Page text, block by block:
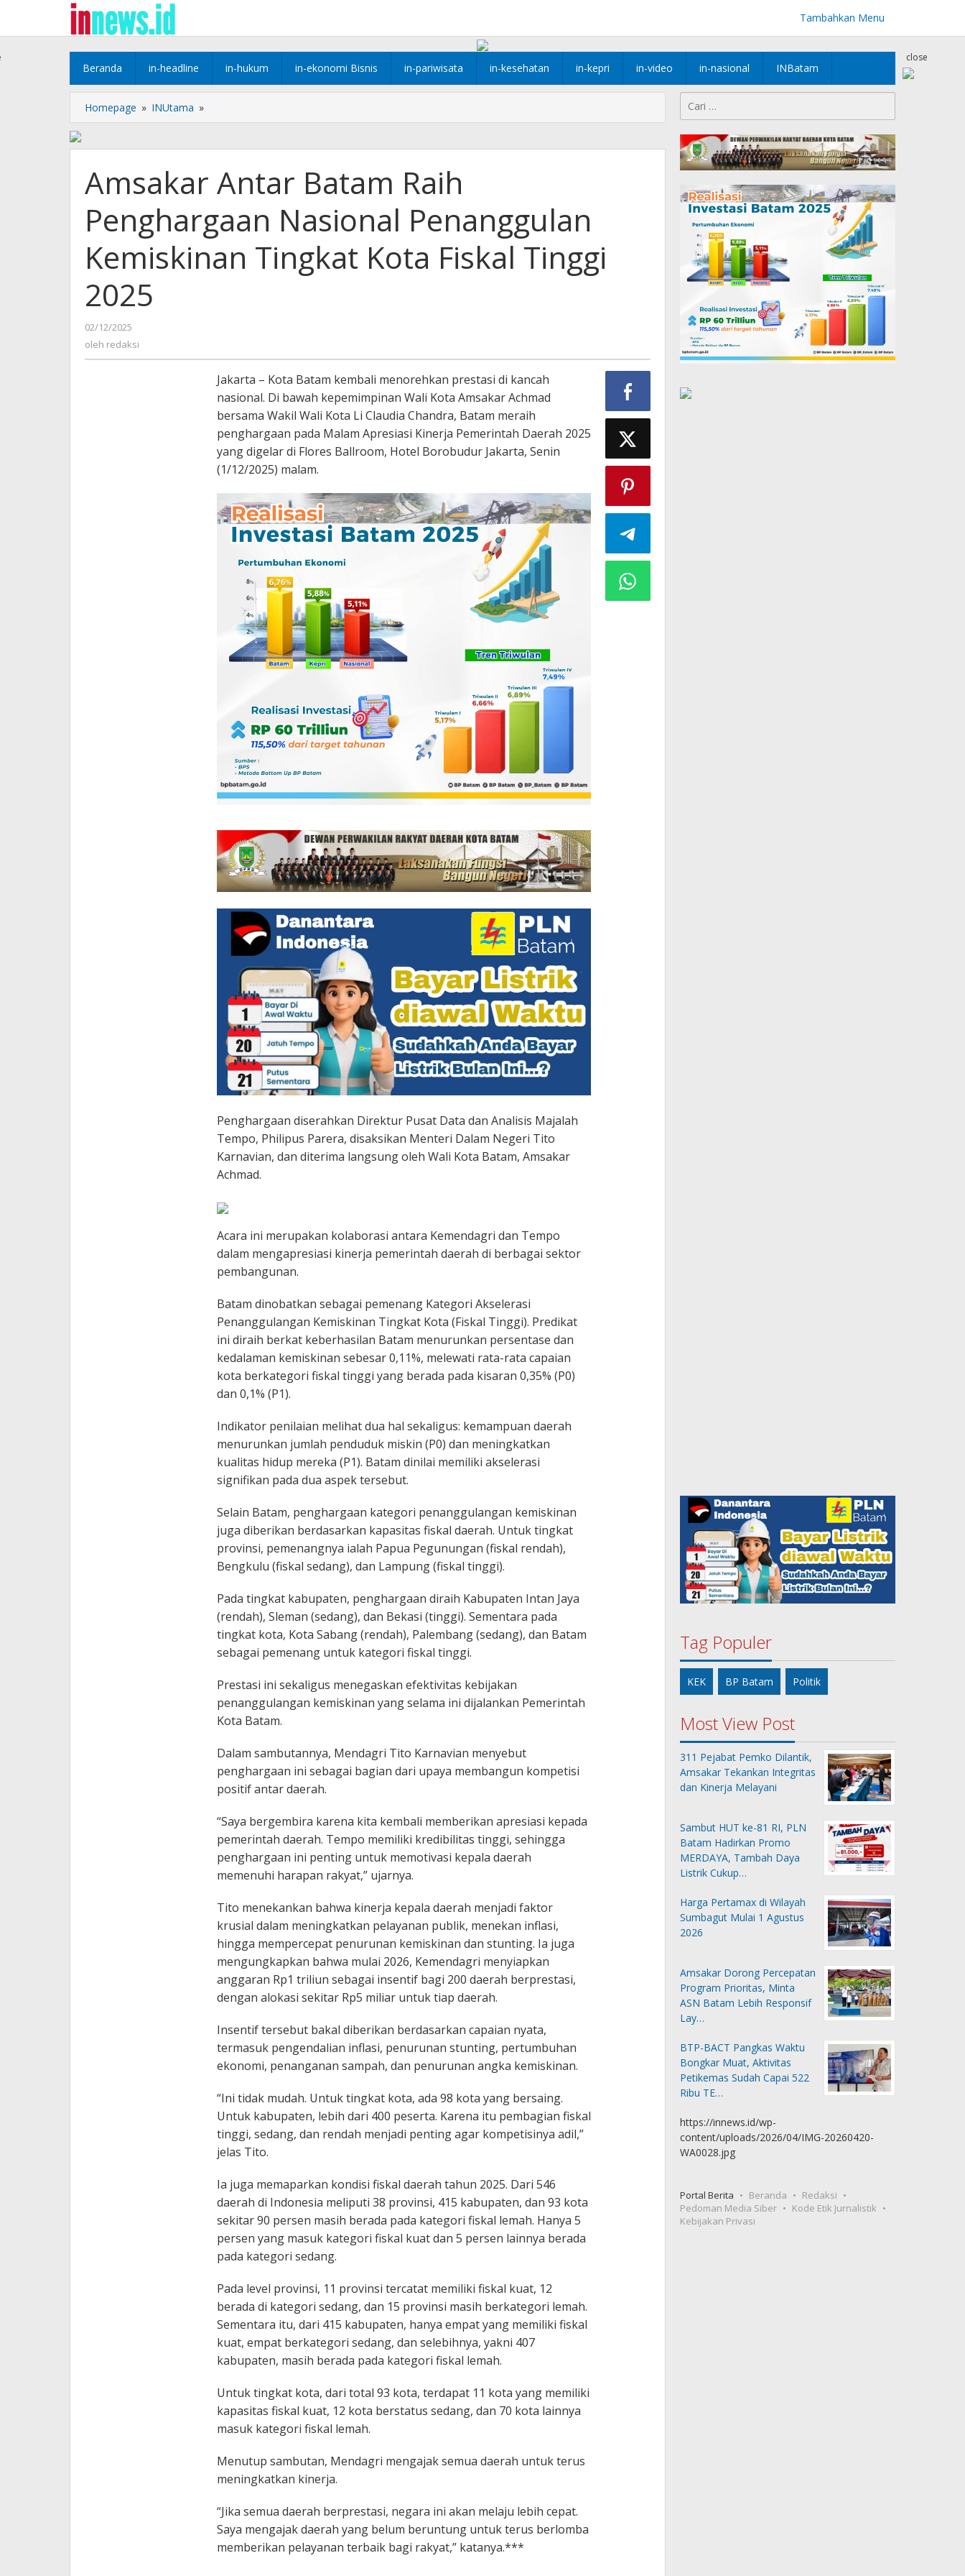
konten
Tambahkan Menu
Beranda in-headline in-hukum in-ekonomi Bisnis in-pariwisata in-kesehatan in-kepri in-video in-nasional INBatam
close
Homepage » INUtama »
Antar
Raih
Nasional
Penanggulan
Kemiskinan
Tingkat
Kota
Fiskal
Tinggi
Amsakar Antar Batam Raih
Penghargaan Nasional Penanggulan
Kemiskinan Tingkat Kota Fiskal Tinggi
2025
02/12/2025
redaksi
oleh redaksi
Jakarta – Kota Batam kembali menorehkan prestasi di kancah
nasional. Di bawah kepemimpinan Wali Kota Amsakar Achmad
bersama Wakil Wali Kota Li Claudia Chandra, Batam meraih
penghargaan pada Malam Apresiasi Kinerja Pemerintah Daerah 2025
yang digelar di Flores Ballroom, Hotel Borobudur Jakarta, Senin
(1/12/2025) malam.
Penghargaan diserahkan Direktur Pusat Data dan Analisis Majalah
Tempo, Philipus Parera, disaksikan Menteri Dalam Negeri Tito
Karnavian, dan diterima langsung oleh Wali Kota Batam, Amsakar
Achmad.
Acara ini merupakan kolaborasi antara Kemendagri dan Tempo
dalam mengapresiasi kinerja pemerintah daerah di berbagai sektor
pembangunan.
Batam dinobatkan sebagai pemenang Kategori Akselerasi
Penanggulangan Kemiskinan Tingkat Kota (Fiskal Tinggi). Predikat
ini diraih berkat keberhasilan Batam menurunkan persentase dan
kedalaman kemiskinan sebesar 0,11%, melewati rata-rata capaian
kota berkategori fiskal tinggi yang berada pada kisaran 0,35% (P0)
dan 0,1% (P1).
Indikator penilaian melihat dua hal sekaligus: kemampuan daerah
menurunkan jumlah penduduk miskin (P0) dan meningkatkan
kualitas hidup mereka (P1). Batam dinilai memiliki akselerasi
signifikan pada dua aspek tersebut.
Selain Batam, penghargaan kategori penanggulangan kemiskinan
juga diberikan berdasarkan kapasitas fiskal daerah. Untuk tingkat
provinsi, pemenangnya ialah Papua Pegunungan (fiskal rendah),
Bengkulu (fiskal sedang), dan Lampung (fiskal tinggi).
Pada tingkat kabupaten, penghargaan diraih Kabupaten Intan Jaya
(rendah), Sleman (sedang), dan Bekasi (tinggi). Sementara pada
tingkat kota, Kota Sabang (rendah), Palembang (sedang), dan Batam
sebagai pemenang untuk kategori fiskal tinggi.
Prestasi ini sekaligus menegaskan efektivitas kebijakan
penanggulangan kemiskinan yang selama ini dijalankan Pemerintah
Kota Batam.
Dalam sambutannya, Mendagri Tito Karnavian menyebut
penghargaan ini sebagai bagian dari upaya membangun kompetisi
positif antar daerah.
“Saya bergembira karena kita kembali memberikan apresiasi kepada
pemerintah daerah. Tempo memiliki kredibilitas tinggi, sehingga
penghargaan ini penting untuk memotivasi kepala daerah
memenuhi harapan rakyat,” ujarnya.
Tito menekankan bahwa kinerja kepala daerah menjadi faktor
krusial dalam meningkatkan pelayanan publik, menekan inflasi,
hingga mempercepat penurunan kemiskinan dan stunting. Ia juga
mengungkapkan bahwa mulai 2026, Kemendagri menyiapkan
anggaran Rp1 triliun sebagai insentif bagi 200 daerah berprestasi,
dengan alokasi sekitar Rp5 miliar untuk tiap daerah.
Insentif tersebut bakal diberikan berdasarkan capaian nyata,
termasuk pengendalian inflasi, penurunan stunting, pertumbuhan
ekonomi, penanganan sampah, dan penurunan angka kemiskinan.
“Ini tidak mudah. Untuk tingkat kota, ada 98 kota yang bersaing.
Untuk kabupaten, lebih dari 400 peserta. Karena itu pembagian fiskal
tinggi, sedang, dan rendah menjadi penting agar kompetisinya adil,”
jelas Tito.
Ia juga memaparkan kondisi fiskal daerah tahun 2025. Dari 546
daerah di Indonesia meliputi 38 provinsi, 415 kabupaten, dan 93 kota
sekitar 90 persen masih berada pada kategori fiskal lemah. Hanya 5
persen yang masuk kategori fiskal kuat dan 5 persen lainnya berada
pada kategori sedang.
Pada level provinsi, 11 provinsi tercatat memiliki fiskal kuat, 12
berada di kategori sedang, dan 15 provinsi masih berkategori lemah.
Sementara itu, dari 415 kabupaten, hanya empat yang memiliki fiskal
kuat, empat berkategori sedang, dan selebihnya, yakni 407
kabupaten, masih berada pada kategori fiskal lemah.
Untuk tingkat kota, dari total 93 kota, terdapat 11 kota yang memiliki
kapasitas fiskal kuat, 12 kota berstatus sedang, dan 70 kota lainnya
masuk kategori fiskal lemah.
Menutup sambutan, Mendagri mengajak semua daerah untuk terus
meningkatkan kinerja.
“Jika semua daerah berprestasi, negara ini akan melaju lebih cepat.
Saya mengajak daerah yang belum beruntung untuk terus berlomba
memberikan pelayanan terbaik bagi rakyat,” katanya.***
untuk:
Tag Populer
KEK BP Batam Politik
Most View Post
311 Pejabat Pemko Dilantik,
Amsakar Tekankan Integritas
dan Kinerja Melayani
Sambut HUT ke-81 RI, PLN
Batam Hadirkan Promo
MERDAYA, Tambah Daya
Listrik Cukup…
Harga Pertamax di Wilayah
Sumbagut Mulai 1 Agustus
2026
Amsakar Dorong Percepatan
Program Prioritas, Minta
ASN Batam Lebih Responsif
Lay…
BTP-BACT Pangkas Waktu
Bongkar Muat, Aktivitas
Petikemas Sudah Capai 522
Ribu TE…
https://innews.id/wp-
content/uploads/2026/04/IMG-20260420-
WA0028.jpg
Portal Berita Beranda
Redaksi
Pedoman Media Siber
Kode Etik Jurnalistik
Kebijakan Privasi